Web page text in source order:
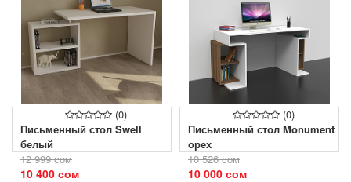
(0)
Письменный стол Swell
белый
12 999 сом
10 400 сом
(0)
Письменный стол Monument
орех
10 526 сом
10 000 сом